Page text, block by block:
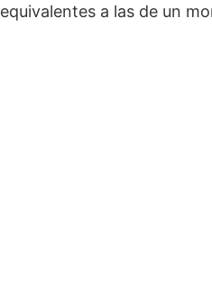
equivalentes a las de un